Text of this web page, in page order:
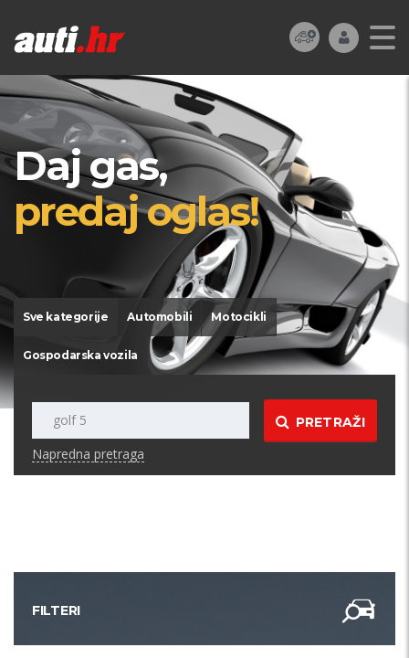
Daj gas,
predaj oglas!
Sve kategorije Automobili Motocikli
Gospodarska vozila
PRETRAŽI
Napredna pretraga
FILTERI